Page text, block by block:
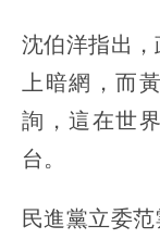
沈伯洋指出
上暗網，而
詢，這在世
台。
民進黨立委